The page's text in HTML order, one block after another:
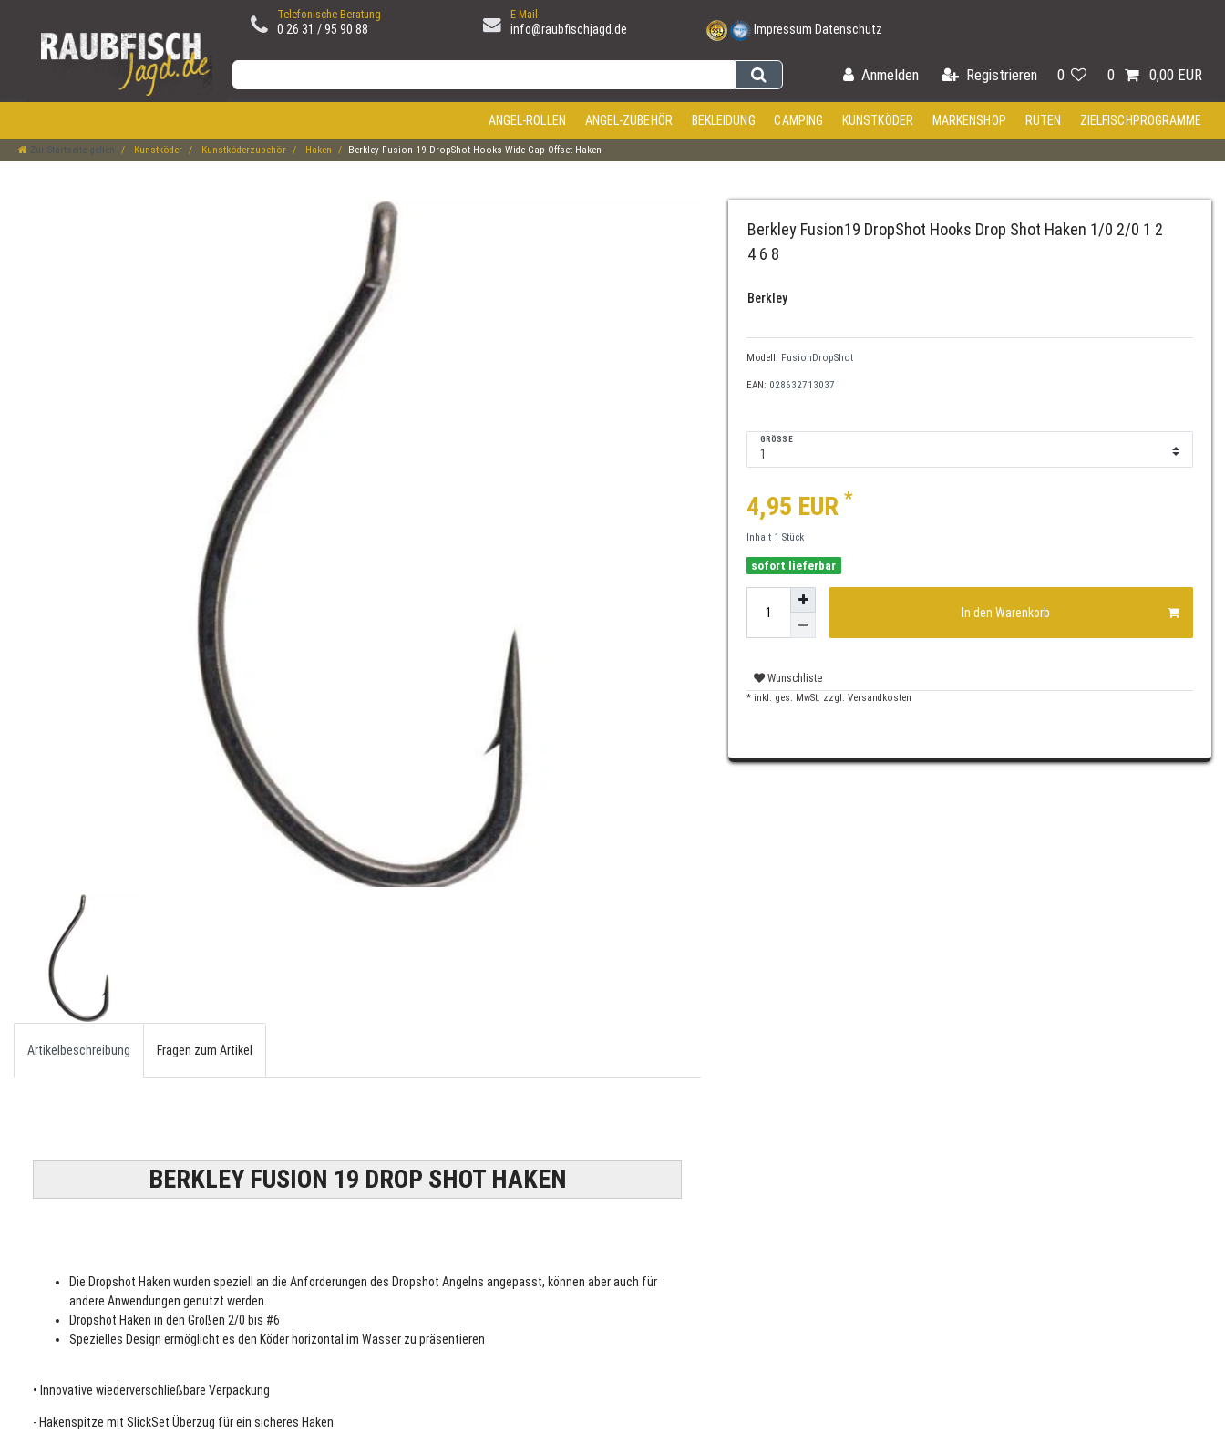
Telefonische Beratung
0 26 31 / 95 90 88
E-Mail
info@raubfischjagd.de Impressum Datenschutz
Anmelden Registrieren 0 0 0,00 EUR
ANGEL-ROLLEN ANGEL-ZUBEHÖR BEKLEIDUNG CAMPING KUNSTKÖDER MARKENSHOP RUTEN ZIELFISCHPROGRAMME
Zur Startseite gehen Kunstköder Kunstköderzubehör Haken Berkley Fusion 19 DropShot Hooks Wide Gap Offset-Haken
Artikelbeschreibung Fragen zum Artikel
BERKLEY FUSION 19 DROP SHOT HAKEN
Die Dropshot Haken wurden speziell an die Anforderungen des Dropshot Angelns angepasst, können aber auch für
andere Anwendungen genutzt werden.
Dropshot Haken in den Größen 2/0 bis #6
Spezielles Design ermöglicht es den Köder horizontal im Wasser zu präsentieren
• Innovative wiederverschließbare Verpackung
- Hakenspitze mit SlickSet Überzug für ein sicheres Haken
Berkley Fusion19 DropShot Hooks Drop Shot Haken 1/0 2/0 1 2
4 6 8
Berkley
Modell: FusionDropShot
EAN: 028632713037
GRÖSSE
4,95 EUR *
Inhalt 1 Stück
sofort lieferbar
In den Warenkorb
Wunschliste
* inkl. ges. MwSt. zzgl. Versandkosten